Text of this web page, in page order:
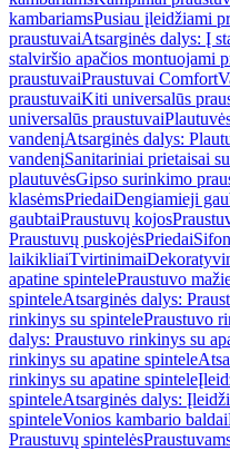
kambariamsPusiau įleidžiami
praustuvaiAtsarginės dalys: Į
stalviršio apačios montuojami
praustuvaiPraustuvai Comfort
praustuvaiKiti universalūs
universalūs praustuvai
vandenįAtsarginės dalys:
vandenįSanitariniai prietaisai
plautuvėsGipso surinkimo
klasėmsPriedaiDengiamieji
gaubtaiPraustuvų kojos
Praustuvų puskojėsPriedai
laikikliaiTvirtinimai
apatine spintelePraustuvo
spinteleAtsarginės dalys:
rinkinys su spintelePraustuvo
dalys: Praustuvo rinkinys su
rinkinys su apatine spintele
rinkinys su apatine spintele
spinteleAtsarginės dalys:
spinteleVonios kambario baldai
Praustuvų spintelės